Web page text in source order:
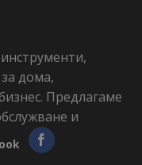
дома,
Предлагаме
и